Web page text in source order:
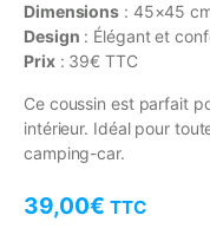
Dimensions : 45×45
Design : Élégant et
Prix: 39€ TTC
Ce coussin est parfait
intérieur. Idéal pour
camping-car.
39,00€ TTC